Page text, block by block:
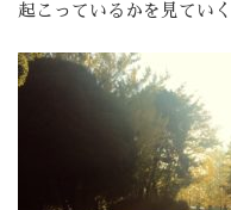
起こっているかを見てい